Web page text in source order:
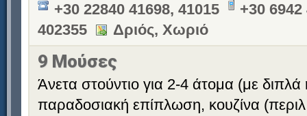
+30 22840 41698, 41015
+30 6942
402355
Δριός, Χωριό
9 Μούσες
Άνετα στούντιο για 2-4 άτομα (με
παραδοσιακή επίπλωση, κουζίνα